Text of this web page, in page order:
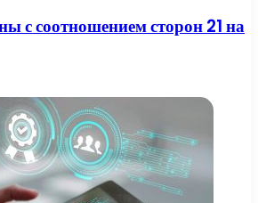
с соотношением сторон 21 на